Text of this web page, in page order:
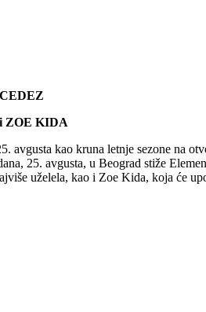
ZOE KIDA
avgusta kao kruna letnje sezone na
25. avgusta, u Beograd stiže
uželela, kao i Zoe Kida, koja će